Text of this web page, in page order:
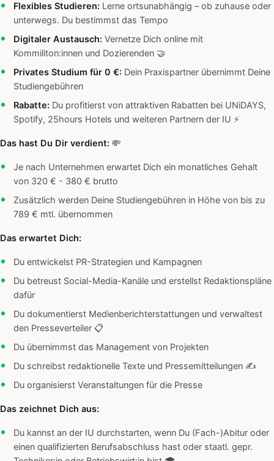
Flexibles Studieren: Lerne ortsunabhängig – ob zuhause oder
unterwegs. Du bestimmst das Tempo
Digitaler Austausch: Vernetze Dich online mit
Kommiliton:innen und Dozierenden 🤝
Privates Studium für 0 €: Dein Praxispartner übernimmt Deine
Studiengebühren
Rabatte: Du profitierst von attraktiven Rabatten bei UNiDAYS,
Spotify, 25hours Hotels und weiteren Partnern der IU ⚡️
Das hast Du Dir verdient: 💸
Je nach Unternehmen erwartet Dich ein monatliches Gehalt
von 320 € - 380 € brutto
Zusätzlich werden Deine Studiengebühren in Höhe von bis zu
789 € mtl. übernommen
Das erwartet Dich:
Du entwickelst PR-Strategien und Kampagnen
Du betreust Social-Media-Kanäle und erstellst Redaktionspläne
dafür
Du dokumentierst Medienberichterstattungen und verwaltest
den Presseverteiler 📋
Du übernimmst das Management von Projekten
Du schreibst redaktionelle Texte und Pressemitteilungen ✍️
Du organisierst Veranstaltungen für die Presse
Das zeichnet Dich aus:
Du kannst an der IU durchstarten, wenn Du (Fach-)Abitur oder
einen qualifizierten Berufsabschluss hast oder staatl. gepr.